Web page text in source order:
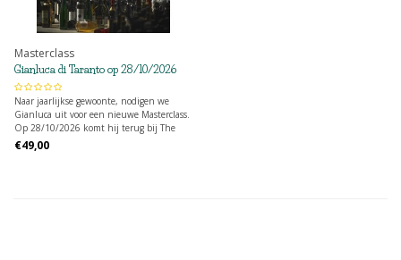
Masterclass
Gianluca di Taranto op 28/10/2026
Naar jaarlijkse gewoonte, nodigen we
Gianluca uit voor een nieuwe Masterclass.
Op 28/10/2026 komt hij terug bij The
Bottle.
€49,00